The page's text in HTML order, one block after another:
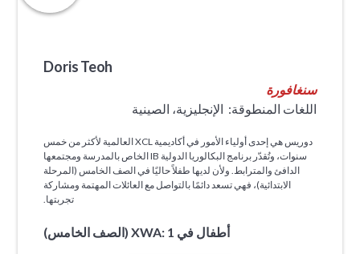
Doris Teoh
سنغافورة
اللغات المنطوقة: الإنجليزية، الصينية
دوريس هي إحدى أولياء الأمور في أكاديمية XCL العالمية لأكثر من خمس
سنوات، وتُقدّر برنامج البكالوريا الدولية IB الخاص بالمدرسة ومجتمعها
الدافئ والمترابط. ولأن لديها طفلاً حاليًا في الصف الخامس (المرحلة
الابتدائية)، فهي تسعد دائمًا بالتواصل مع العائلات المهتمة ومشاركة
تجربتها.
أطفال في XWA: 1 (الصف الخامس)